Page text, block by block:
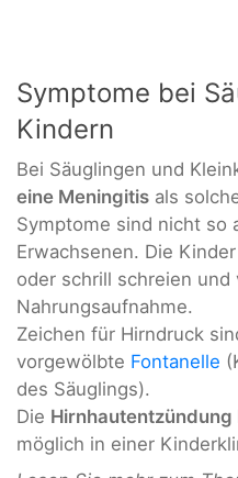
Symptome bei
Kindern
Bei Säuglingen und
eine Meningitis als
Symptome sind nicht so
Erwachsenen. Die
oder schrill schreien und
Nahrungsaufnahme.
Zeichen für Hirndruck
vorgewölbte Fontanelle
des Säuglings).
Die Hirnhautentzündung
möglich in einer